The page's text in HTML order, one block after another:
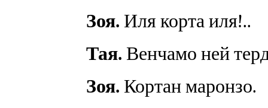
Зоя. Иля корта иля!..
Тая. Венчамо ней
Зоя. Кортан маронзо.